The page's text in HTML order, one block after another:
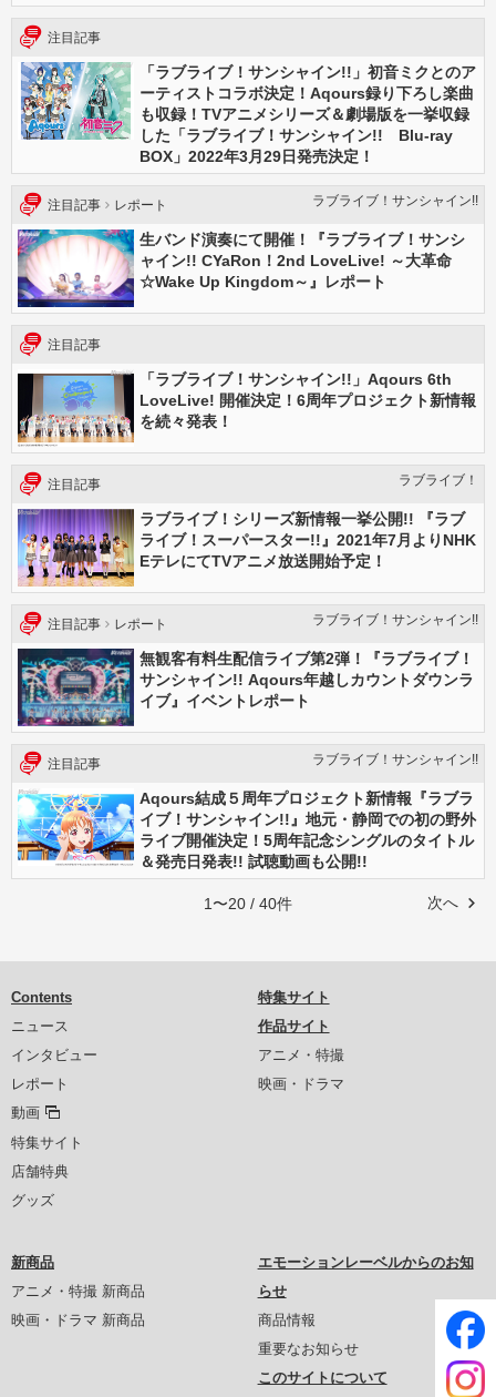
注目記事
「ラブライブ！サンシャイン!!」初音ミクとのア
ーティストコラボ決定！Aqours録り下ろし楽曲
も収録！TVアニメシリーズ＆劇場版を一挙収録
した「ラブライブ！サンシャイン!! Blu-ray
BOX」2022年3月29日発売決定！
注目記事 レポート ラブライブ！サンシャイン!!
生バンド演奏にて開催！『ラブライブ！サンシ
ャイン!! CYaRon！2nd LoveLive! ～大革命
☆Wake Up Kingdom～』レポート
注目記事
「ラブライブ！サンシャイン!!」Aqours 6th
LoveLive! 開催決定！6周年プロジェクト新情報
を続々発表！
注目記事 ラブライブ！
ラブライブ！シリーズ新情報一挙公開!! 『ラブ
ライブ！スーパースター!!』2021年7月よりNHK
EテレにてTVアニメ放送開始予定！
注目記事 レポート ラブライブ！サンシャイン!!
無観客有料生配信ライブ第2弾！『ラブライブ！
サンシャイン!! Aqours年越しカウントダウンラ
イブ』イベントレポート
注目記事 ラブライブ！サンシャイン!!
Aqours結成５周年プロジェクト新情報『ラブラ
イブ！サンシャイン!!』地元・静岡での初の野外
ライブ開催決定！5周年記念シングルのタイトル
＆発売日発表!! 試聴動画も公開!!
次へ
1〜20 / 40件
Contents
ニュース
インタビュー
レポート
動画
特集サイト
店舗特典
グッズ
特集サイト
作品サイト
アニメ・特撮
映画・ドラマ
新商品
アニメ・特撮 新商品
映画・ドラマ 新商品
エモーションレーベルからのお知
らせ
商品情報
重要なお知らせ
このサイトについて